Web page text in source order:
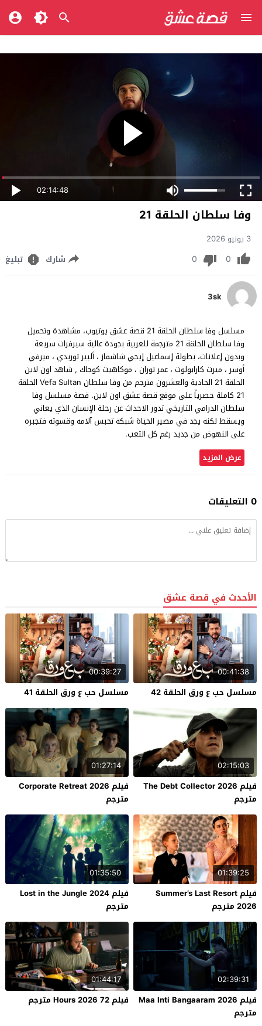
02:14:48
وفا سلطان الحلقة 21
3 يونيو 2026
0
0 شارك تبليغ
3sk
مسلسل وفا سلطان الحلقة 21 قصة عشق يوتيوب، مشاهدة وتحميل
وفا سلطان الحلقة 21 مترجمة للعربية بجودة عالية سيرفرات سريعة
وبدون إعلانات، بطولة إسماعيل إيجي شاشماز ، ألبير توريدي ، ميرفي
أوسر ، ميرت كارابولوت ، عمر توران ، موكاهيت كوجاك , شاهد اون لاين
الحلقة 21 الحادية والعشرون مترجم من وفا سلطان Vefa Sultan الحلقة
21 كاملة حصرياً على موقع قصة عشق اون لاين. قصة مسلسل وفا
سلطان الدرامي التاريخي تدور الاحداث عن رحلة الإنسان الذي يعاني
ويسقط لكنه يجد في مصير الحياة شبكة تحبس آلامه وقسوته فتجبره
على النهوض من جديد رغم كل التعب.
عرض المزيد
0 التعليقات
الأحدث في قصة عشق
00:41:38
مسلسل حب ع ورق الحلقة 42
00:39:27
مسلسل حب ع ورق الحلقة 41
02:15:03
فيلم The Debt Collector 2026
مترجم
01:27:14
فيلم Corporate Retreat 2026
مترجم
01:39:25
فيلم Summer’s Last Resort
2026 مترجم
01:35:50
فيلم Lost in the Jungle 2024
مترجم
02:39:31
فيلم Maa Inti Bangaaram 2026
مترجم
01:44:17
فيلم 72 Hours 2026 مترجم